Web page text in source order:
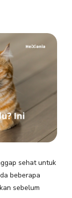
sehat untuk
beberapa
sebelum